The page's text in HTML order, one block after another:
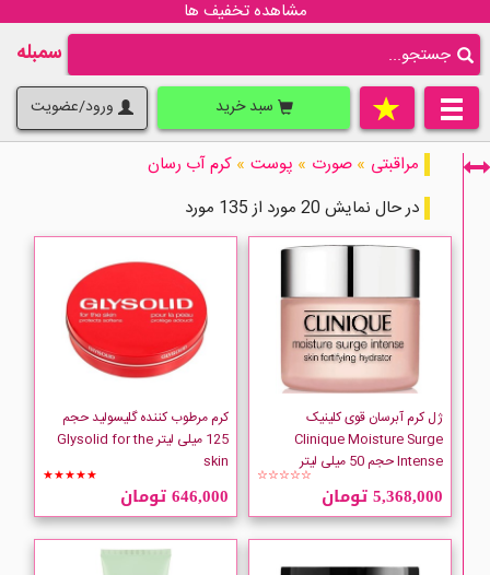
مشاهده تخفیف ها
سمبله
سبد خرید ورود/عضویت
فقط نمایش کالاهای موجود
ACM
ATACHE
مراقبتی » صورت » پوست » کرم آب رسان
در حال نمایش 20 مورد از 135 مورد
ژل کرم آبرسان قوی کلینیک
Clinique Moisture Surge
Intense حجم 50 میلی لیتر
☆☆☆☆☆
5,368,000 تومان
کرم مرطوب کننده گلیسولید حجم
125 میلی لیتر Glysolid for the
skin
★★★★★
646,000 تومان